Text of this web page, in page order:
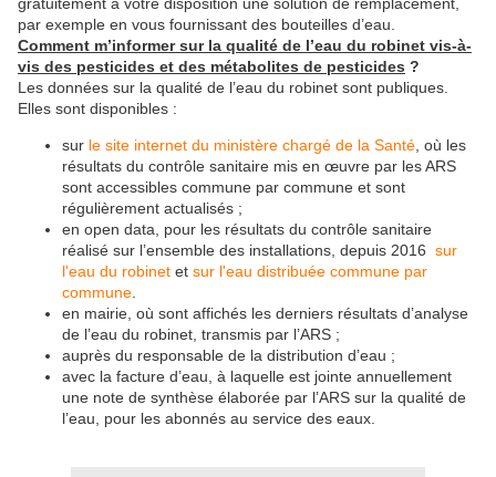
par exemple en vous fournissant des bouteilles d’eau.
Comment m’informer sur la qualité de l’eau du robinet vis-à-
vis des pesticides et des métabolites de pesticides ?
Les données sur la qualité de l’eau du robinet sont publiques.
Elles sont disponibles :
sur le site internet du ministère chargé de la Santé , où les
résultats du contrôle sanitaire mis en œuvre par les ARS
sont accessibles commune par commune et sont
régulièrement actualisés ;
en open data, pour les résultats du contrôle sanitaire
réalisé sur l’ensemble des installations, depuis 2016 sur
l'eau du robinet et sur l'eau distribuée commune par
commune
en mairie, où sont affichés les derniers résultats d’analyse
de l’eau du robinet, transmis par l’ARS ;
auprès du responsable de la distribution d’eau ;
avec la facture d’eau, à laquelle est jointe annuellement
une note de synthèse élaborée par l’ARS sur la qualité de
l’eau, pour les abonnés au service des eaux.